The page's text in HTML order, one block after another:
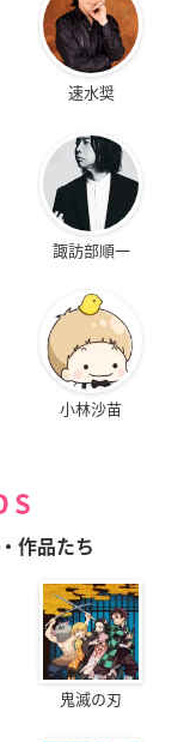
速水奨
諏訪部順一
小林沙苗
作品たち
鬼滅の刃